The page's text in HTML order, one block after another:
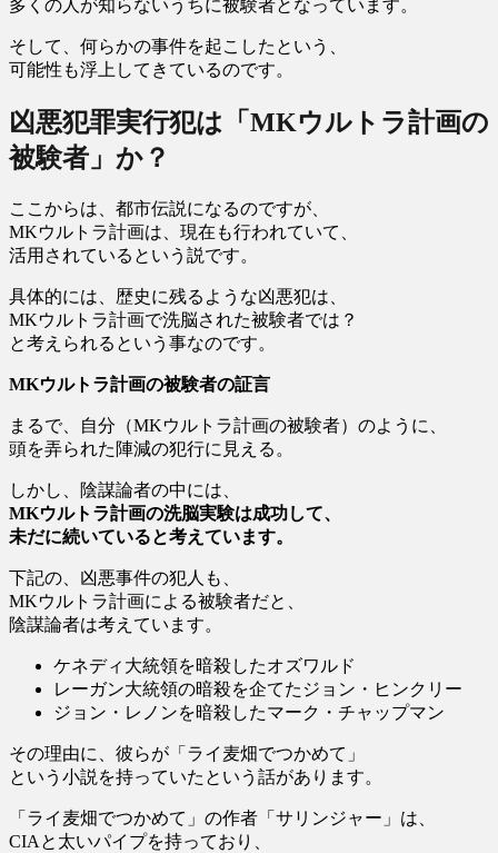
多くの人が知らないうちに被験者となっています。
そして、何らかの事件を起こしたという、
可能性も浮上してきているのです。
凶悪犯罪実行犯は「MKウルトラ計画の
被験者」か？
ここからは、都市伝説になるのですが、
MKウルトラ計画は、現在も行われていて、
活用されているという説です。
具体的には、歴史に残るような凶悪犯は、
MKウルトラ計画で洗脳された被験者では？
と考えられるという事なのです。
MKウルトラ計画の被験者の証言
まるで、自分（MKウルトラ計画の被験者）のように、
頭を弄られた陣減の犯行に見える。
しかし、陰謀論者の中には、
MKウルトラ計画の洗脳実験は成功して、
未だに続いていると考えています。
下記の、凶悪事件の犯人も、
MKウルトラ計画による被験者だと、
陰謀論者は考えています。
ケネディ大統領を暗殺したオズワルド
レーガン大統領の暗殺を企てたジョン・ヒンクリー
ジョン・レノンを暗殺したマーク・チャップマン
その理由に、彼らが「ライ麦畑でつかめて」
という小説を持っていたという話があります。
「ライ麦畑でつかめて」の作者「サリンジャー」は、
CIAと太いパイプを持っており、